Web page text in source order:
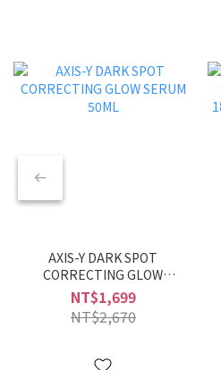
AXIS-Y DARK SPOT
CORRECTING GLOW
SERUM 50ML
NT$1,699
NT$2,670